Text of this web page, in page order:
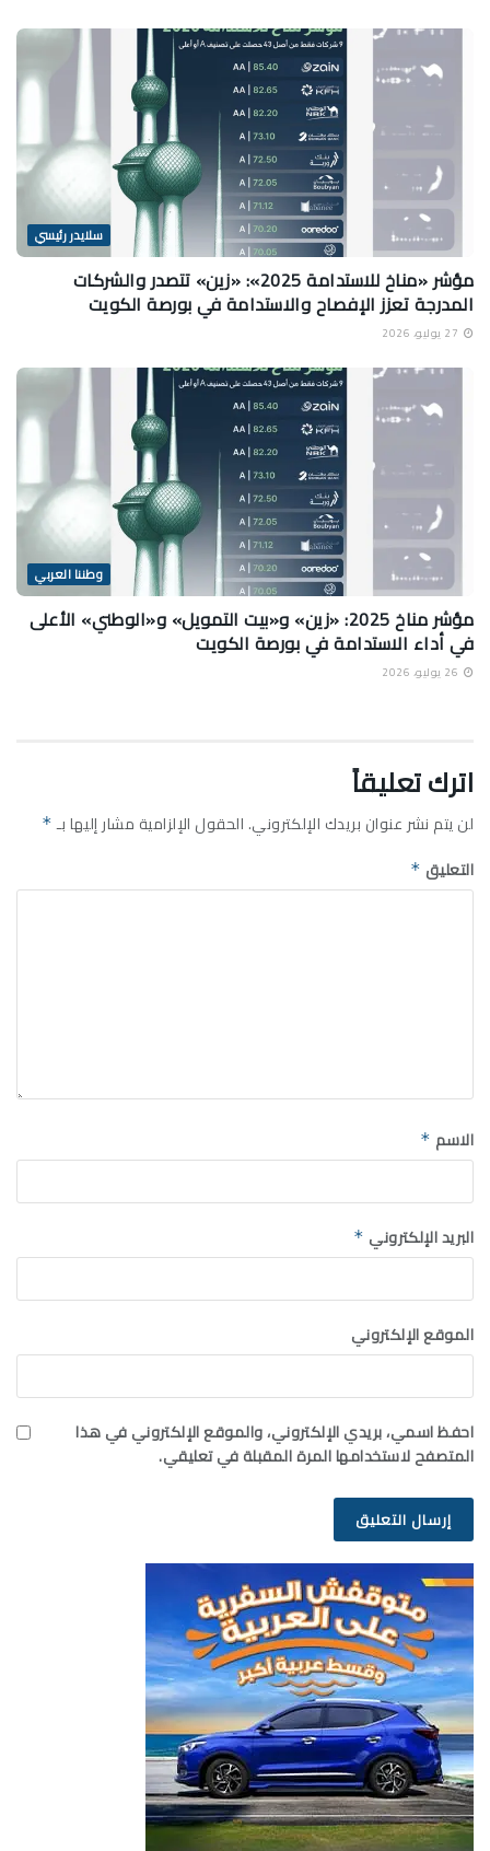
سلايدر رئيسي
مؤشر «مناخ للاستدامة 2025»: «زين» تتصدر والشركات
المدرجة تعزز الإفصاح والاستدامة في بورصة الكويت
وطننا العربي
مؤشر مناخ 2025: «زين» و«بيت التمويل» و«الوطني» الأعلى
في أداء الاستدامة في بورصة الكويت
اترك تعليقاً
لن يتم نشر عنوان بريدك الإلكتروني.الحقول الإلزامية مشار إليها بـ *
التعليق *
الاسم *
البريد الإلكتروني *
الموقع الإلكتروني
احفظ اسمي، بريدي الإلكتروني، والموقع الإلكتروني في هذا
المتصفح لاستخدامها المرة المقبلة في تعليقي.